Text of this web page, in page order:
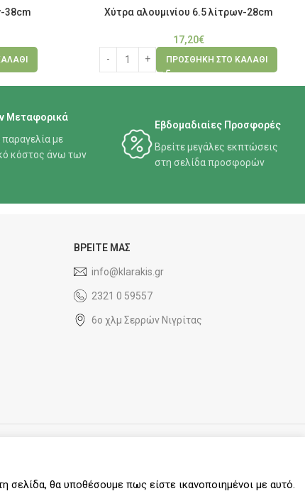
38cm Χύτρα αλουμινίου 6.5 λίτρων-28cm
17,20€
ΠΡΟΣΘΉΚΗ ΣΤΟ ΚΑΛΆΘΙ
Μεταφορικά
με
κόστος άνω των
Εβδομαδιαίες Προσφορές
Βρείτε μεγάλες εκπτώσεις
στη σελίδα προσφορών
ΒΡΕΙΤΕ ΜΑΣ
info@klarakis.gr
2321 0 59557
6ο χλμ Σερρών Νιγρίτας
σελίδα, θα υποθέσουμε πως είστε ικανοποιημένοι με αυτό.